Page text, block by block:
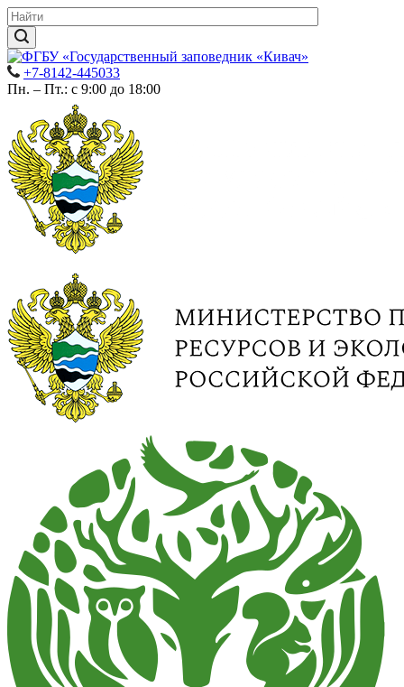
+7-8142-445033
Пн. – Пт.: с 9:00 до 18:00